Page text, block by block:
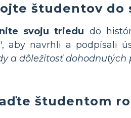
študentov do
svoju triedu do
aby navrhli a podpísali
a dôležitosť dohodnutých
študentom